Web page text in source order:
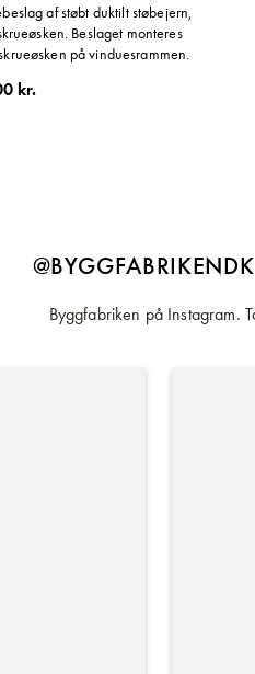
af støbt duktilt støbejern,
Beslaget monteres
på vinduesrammen.
kr.
Byggfabriken på Instagram.